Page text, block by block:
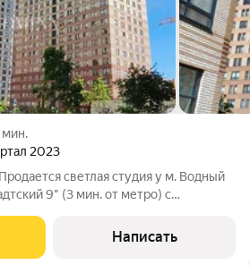
мин.
2023
светлая студия у м. Водный
9" (3 мин. от метро) с
-функциональная планировка,
Написать